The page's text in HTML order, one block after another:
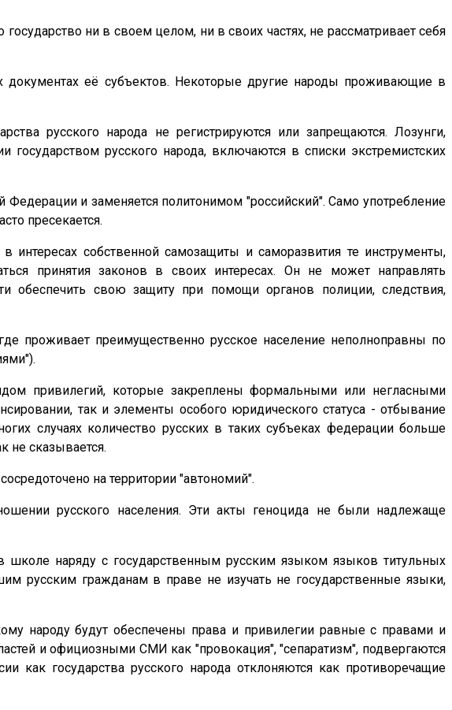
ни в своем целом, ни в своих частях, не рассматривает себя
документах её субъектов. Некоторые другие народы проживающие в
русского народа не регистрируются или запрещаются. Лозунги,
русского народа, включаются в списки экстремистских
Федерации и заменяется политонимом "российский". Само употребление
пресекается.
интересах собственной самозащиты и саморазвития те инструменты,
принятия законов в своих интересах. Он не может направлять
обеспечить свою защиту при помощи органов полиции, следствия,
проживает преимущественно русское население неполноправны по
привилегий, которые закреплены формальными или негласными
так и элементы особого юридического статуса - отбывание
случаях количество русских в таких субъеках федерации больше
не сказывается.
на территории "автономий".
русского населения. Эти акты геноцида не были надлежаще
школе наряду с государственным русским языком языков титульных
русским гражданам в праве не изучать не государственные языки,
народу будут обеспечены права и привилегии равные с правами и
и официозными СМИ как "провокация", "сепаратизм", подвергаются
как государства русского народа отклоняются как противоречащие